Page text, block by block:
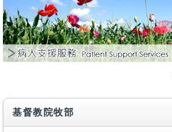
免責聲明
無障礙聲明
基督教院牧部